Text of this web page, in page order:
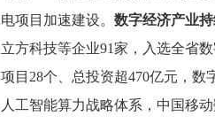
电项目加速建设。 数字经济产业持
立方科技等企业91家，入选全省
项目 28个、总投资超470亿元，
人工智能算力战略体系，中国移